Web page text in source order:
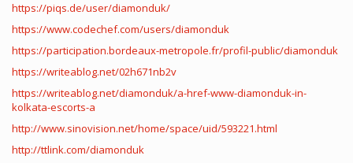
https://piqs.de/user/diamonduk/
https://www.codechef.com/users/diamonduk
https://participation.bordeaux-metropole.fr/profil-public/diamonduk
https://writeablog.net/02h671nb2v
https://writeablog.net/diamonduk/a-href-www-diamonduk-in-
kolkata-escorts-a
http://www.sinovision.net/home/space/uid/593221.html
http://ttlink.com/diamonduk